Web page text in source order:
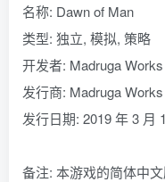
名称: Dawn of Man
类型: 独立, 模拟, 策略
开发者: Madruga Works
发行商: Madruga Works
发行日期: 2019 年 3 月
备注: 本游戏的简体中